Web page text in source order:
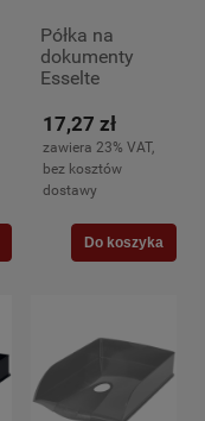
Półka na
dokumenty
Esselte
przezroczysta
– elegancka i
funkcjonalna
organizacja
17,27 zł
zawiera 23% VAT,
bez kosztów
dostawy
Do koszyka